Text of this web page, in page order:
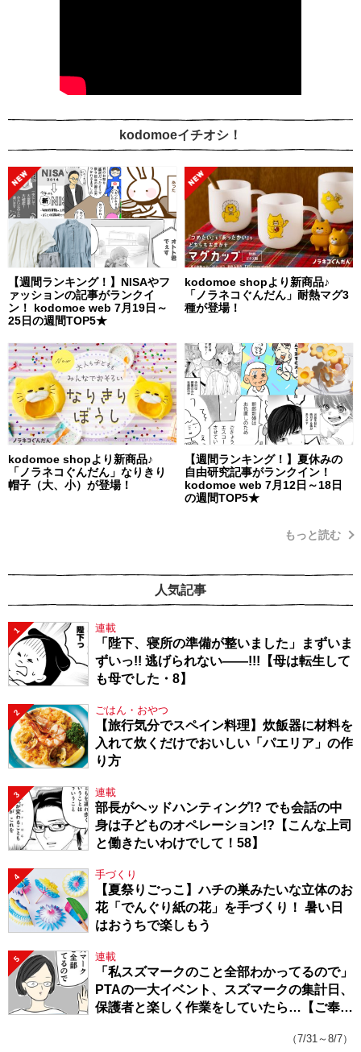
kodomoeイチオシ！
【週間ランキング！】NISAやフ
ァッションの記事がランクイ
ン！ kodomoe web 7月19日～
25日の週間TOP5★
kodomoe shopより新商品♪
「ノラネコぐんだん」耐熱マグ3
種が登場！
kodomoe shopより新商品♪
「ノラネコぐんだん」なりきり
帽子（大、小）が登場！
【週間ランキング！】夏休みの
自由研究記事がランクイン！
kodomoe web 7月12日～18日
の週間TOP5★
もっと読む
人気記事
1 連載
「陛下、寝所の準備が整いました」まずいま
ずいっ!! 逃げられない――!!!【母は転生して
も母でした・8】
2 ごはん・おやつ
【旅行気分でスペイン料理】炊飯器に材料を
入れて炊くだけでおいしい「パエリア」の作
り方
3 連載
部長がヘッドハンティング!? でも会話の中
身は子どものオペレーション!?【こんな上司
と働きたいわけでして！58】
4 手づくり
【夏祭りごっこ】ハチの巣みたいな立体のお
花「でんぐり紙の花」を手づくり！ 暑い日
はおうちで楽しもう
5 連載
「私スズマークのこと全部わかってるので」
PTAの一大イベント、スズマークの集計日、
保護者と楽しく作業をしていたら…【ご奉仕
（7/31～8/7）